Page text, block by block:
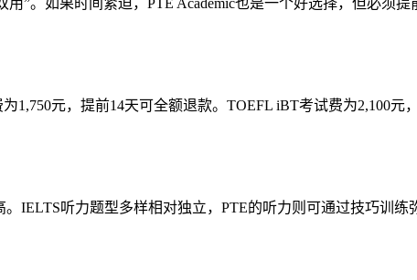
1,750元，提前14天可全额退款。TOEFL iBT考试费为2,100元
IELTS听力题型多样相对独立，PTE的听力则可通过技巧训练